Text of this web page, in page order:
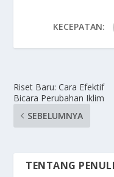
KECEPATAN:
Riset Baru: Cara Efektif
Bicara Perubahan Iklim
SEBELUMNYA
TENTANG